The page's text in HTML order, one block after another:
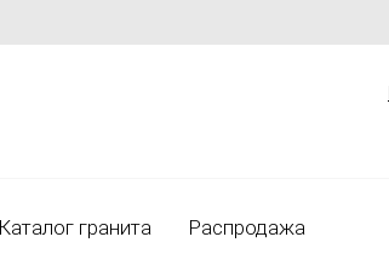
гранита Распродажа